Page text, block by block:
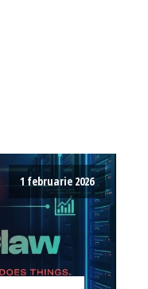
1 februarie 2026